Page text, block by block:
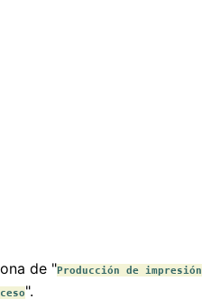
de "Producción de impresión
".